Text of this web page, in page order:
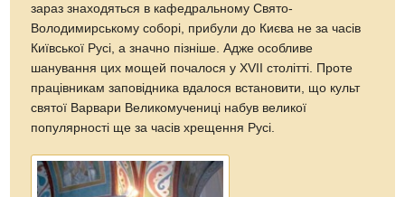
зараз знаходяться в кафедральному Свято-
Володимирському соборі, прибули до Києва не за часів
Київської Русі, а значно пізніше. Адже особливе
шанування цих мощей почалося у XVII столітті. Проте
працівникам заповідника вдалося встановити, що культ
святої Варвари Великомучениці набув великої
популярності ще за часів хрещення Русі.